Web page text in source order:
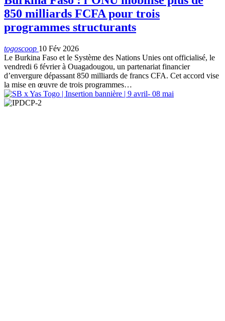
850 milliards FCFA pour trois
programmes structurants
togoscoop 10 Fév 2026
Le Burkina Faso et le Système des Nations Unies ont officialisé, le
vendredi 6 février à Ouagadougou, un partenariat financier
d’envergure dépassant 850 milliards de francs CFA. Cet accord vise
la mise en œuvre de trois programmes…